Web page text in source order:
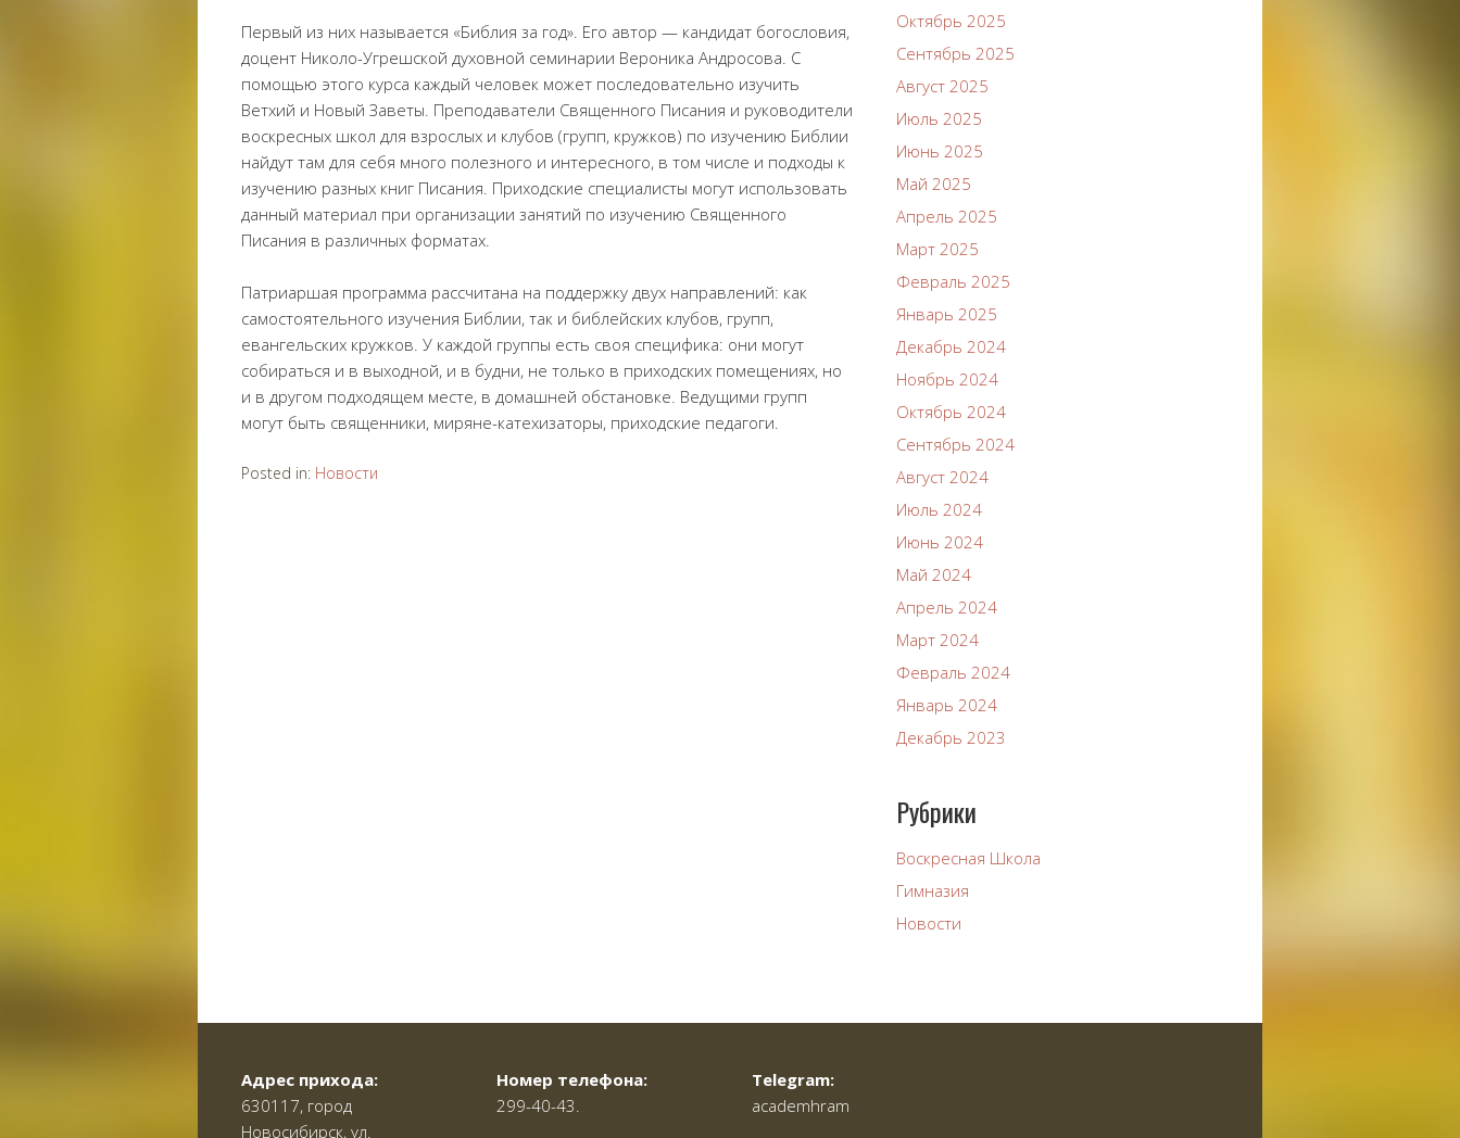
Первый из них называется «Библия за год». Его автор — кандидат богословия,
доцент Николо-Угрешской духовной семинарии Вероника Андросова. С
помощью этого курса каждый человек может последовательно изучить
Ветхий и Новый Заветы. Преподаватели Священного Писания и руководители
воскресных школ для взрослых и клубов (групп, кружков) по изучению Библии
найдут там для себя много полезного и интересного, в том числе и подходы к
изучению разных книг Писания. Приходские специалисты могут использовать
данный материал при организации занятий по изучению Священного
Писания в различных форматах.
Патриаршая программа рассчитана на поддержку двух направлений: как
самостоятельного изучения Библии, так и библейских клубов, групп,
евангельских кружков. У каждой группы есть своя специфика: они могут
собираться и в выходной, и в будни, не только в приходских помещениях, но
и в другом подходящем месте, в домашней обстановке. Ведущими групп
могут быть священники, миряне-катехизаторы, приходские педагоги.
Posted in: Новости
Октябрь 2025
Сентябрь 2025
Август 2025
Июль 2025
Июнь 2025
Май 2025
Апрель 2025
Март 2025
Февраль 2025
Январь 2025
Декабрь 2024
Ноябрь 2024
Октябрь 2024
Сентябрь 2024
Август 2024
Июль 2024
Июнь 2024
Май 2024
Апрель 2024
Март 2024
Февраль 2024
Январь 2024
Декабрь 2023
Рубрики
Воскресная Школа
Гимназия
Новости
Адрес прихода:
630117, город
Новосибирск, ул.
Номер телефона:
299-40-43.
Telegram:
academhram